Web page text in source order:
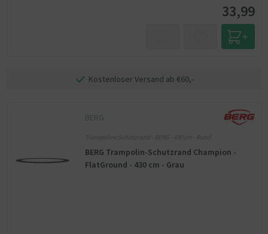
33,99
Kostenloser Versand ab €60,-
BERG
Trampoline Schutzrand - BERG - 430 cm - Rund
BERG Trampolin-Schutzrand Champion -
FlatGround - 430 cm - Grau